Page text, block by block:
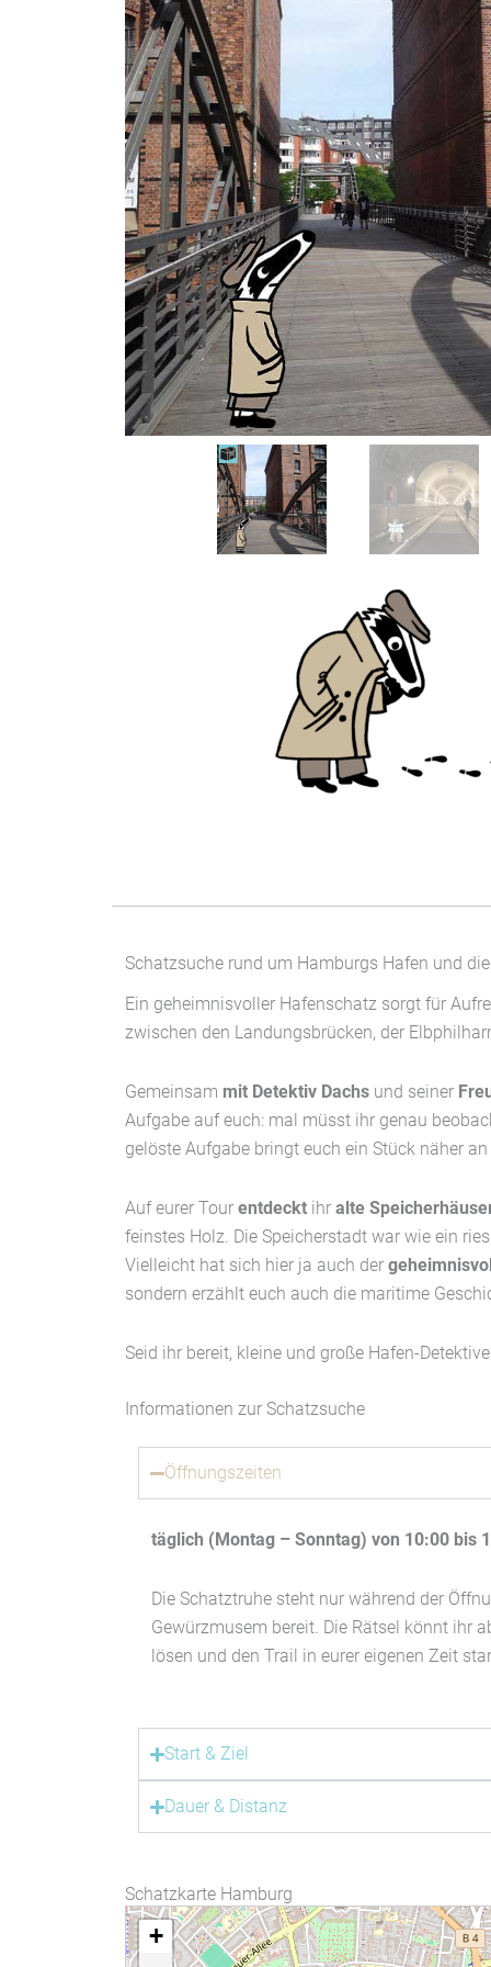
Schatzsuche rund um Hamburgs Hafen und
Ein geheimnisvoller Hafenschatz sorgt für
zwischen den Landungsbrücken, der
Gemeinsam mit Detektiv Dachs und seiner
Aufgabe auf euch: mal müsst ihr genau
gelöste Aufgabe bringt euch ein Stück näher
Auf eurer Tour entdeckt ihr alte
feinstes Holz. Die Speicherstadt war wie ein
Vielleicht hat sich hier ja auch der
sondern erzählt euch auch die maritime
Seid ihr bereit, kleine und große Hafen-
Informationen zur Schatzsuche
Öffnungszeiten
täglich (Montag – Sonntag) von 10:00 bis
Die Schatztruhe steht nur während der
Gewürzmusem bereit. Die Rätsel könnt ihr
lösen und den Trail in eurer eigenen Zeit
Start & Ziel
Dauer & Distanz
Schatzkarte Hamburg
+